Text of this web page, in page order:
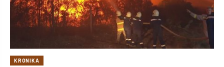
KRONIKA